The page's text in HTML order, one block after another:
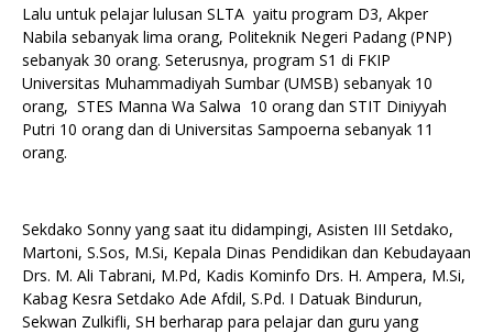
Lalu untuk pelajar lulusan SLTA yaitu program D3, Akper
Nabila sebanyak lima orang, Politeknik Negeri Padang (PNP)
sebanyak 30 orang. Seterusnya, program S1 di FKIP
Universitas Muhammadiyah Sumbar (UMSB) sebanyak 10
orang, STES Manna Wa Salwa 10 orang dan STIT Diniyyah
Putri 10 orang dan di Universitas Sampoerna sebanyak 11
orang.
Sekdako Sonny yang saat itu didampingi, Asisten III Setdako,
Martoni, S.Sos, M.Si, Kepala Dinas Pendidikan dan Kebudayaan
Drs. M. Ali Tabrani, M.Pd, Kadis Kominfo Drs. H. Ampera, M.Si,
Kabag Kesra Setdako Ade Afdil, S.Pd. I Datuak Bindurun,
Sekwan Zulkifli, SH berharap para pelajar dan guru yang